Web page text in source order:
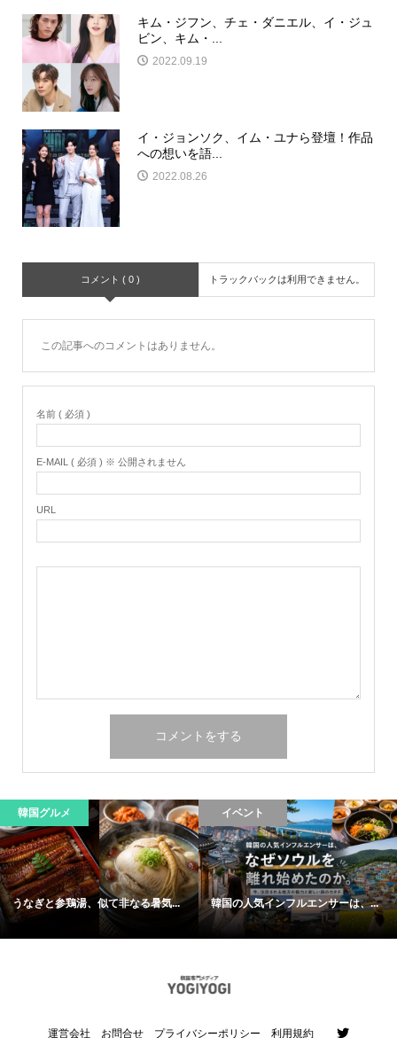
キム・ジフン、チェ・ダニエル、イ・ジュ
ビン、キム・...
2022.09.19
イ・ジョンソク、イム・ユナら登壇！作品
への想いを語...
2022.08.26
コメント ( 0 ) トラックバックは利用できません。
この記事へのコメントはありません。
名前 ( 必須 )
E-MAIL ( 必須 ) ※ 公開されません
URL
韓国グルメ
うなぎと参鶏湯、似て非なる暑気...
イベント
韓国の人気インフルエンサーは、...
運営会社 お問合せ プライバシーポリシー 利用規約